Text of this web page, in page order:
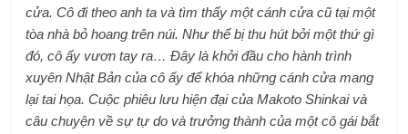
cửa. Cô đi theo anh ta và tìm thấy một cánh cửa cũ tại một
tòa nhà bỏ hoang trên núi. Như thể bị thu hút bởi một thứ gì
đó, cô ấy vươn tay ra… Đây là khởi đầu cho hành trình
xuyên Nhật Bản của cô ấy để khóa những cánh cửa mang
lại tai họa. Cuộc phiêu lưu hiện đại của Makoto Shinkai và
câu chuyện về sự tự do và trưởng thành của một cô gái bắt